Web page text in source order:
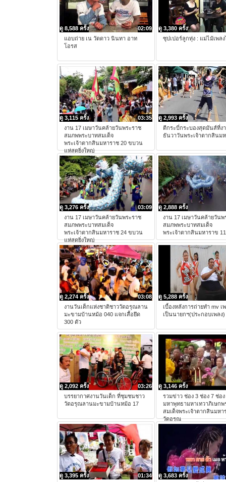
02:09
ดู 8,588 ครั้ง
แอบถ่าย เน วัดดาว นินทา อาท
โอรส
ดู 3,380 ครั้ง
ซุปเปอร์ลูกทุ่ง : แม่ไม้เพลง
03:35
ดู 3,115 ครั้ง
งาน 17 เมษาวันคล้ายวันพระราช
สมภพพระบาทสมเด็จ
พระเจ้าตากสินมหาราช 20 ขบวน
แห่สุดยิ่งใหญ่
ดู 2,993 ครั้ง
ตีกระบี่กระบองสุดมันส์ที่ง
ธันวาวันพระเจ้าตากสินม
03:09
ดู 3,276 ครั้ง
งาน 17 เมษาวันคล้ายวันพระราช
สมภพพระบาทสมเด็จ
พระเจ้าตากสินมหาราช 24 ขบวน
แห่สุดยิ่งใหญ่
ดู 2,888 ครั้ง
งาน 17 เมษาวันคล้ายวันพ
สมภพพระบาทสมเด็จ
พระเจ้าตากสินมหาราข 11
03:08
ดู 2,274 ครั้ง
งานวันเด็กแห่งชาติชาววัดอรุณลาน
มะขามบ้านหม้อ 040 แจกเสื้อยึด
300 ตัว
ดู 5,288 ครั้ง
เบื้องหลังการถ่ายทำ mv เ
เป็นนายกฯ(ประกอบเพลง)
03:26
ดู 2,092 ครั้ง
บรรยากาศงานวันเด็ก ที่ชุมชนชาว
วัดอรุณลานมะขามบ้านหม้อ 17
ดู 3,146 ครั้ง
รวมข่าว ช่อง 3 ช่อง 7 ช่อ
มหาพุทธามหาเทวาภิเษกพ
สมเด็จพระเจ้าตากสินมหา
วัดอรุณ
01:34
ดู 3,395 ครั้ง
ดู 3,683 ครั้ง